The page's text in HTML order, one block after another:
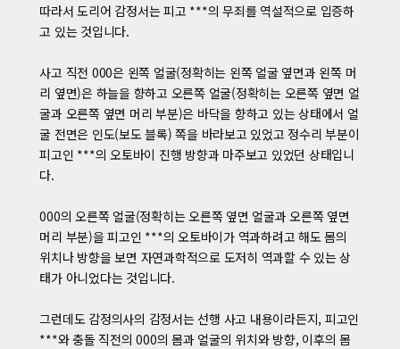
따라서 도리어 감정서는 피고 ***의 무죄를 역설적으로 입증하
고 있는 것입니다.
사고 직전 000은 왼쪽 얼굴(정확히는 왼쪽 얼굴 옆면과 왼쪽 머
리 옆면)은 하늘을 향하고 오른쪽 얼굴(정확히는 오른쪽 옆면 얼
굴과 오른쪽 옆면 머리 부분)은 바닥을 향하고 있는 상태에서 얼
굴 전면은 인도(보도 블록) 쪽을 바라보고 있었고 정수리 부분이
피고인 ***의 오토바이 진행 방향과 마주보고 있었던 상태입니
다.
000의 오른쪽 얼굴(정확히는 오른쪽 옆면 얼굴과 오른쪽 옆면
머리 부분)을 피고인 ***의 오토바이가 역과하려고 해도 몸의
위치나 방향을 보면 자연과학적으로 도저히 역과할 수 있는 상
태가 아니었다는 것입니다.
그런데도 감정의사의 감정서는 선행 사고 내용이라든지, 피고인
***와 충돌 직전의 000의 몸과 얼굴의 위치와 방향, 이후의 몸